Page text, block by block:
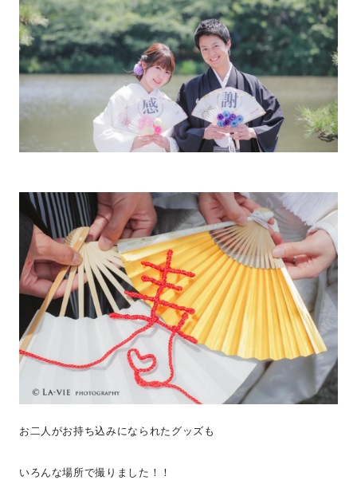
お二人がお持ち込みになられたグッズも
いろんな場所で撮りました！！